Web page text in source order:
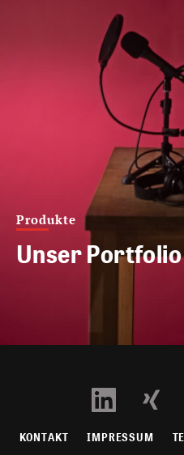
Produkte
Unser
KONTAKT IMPRESSUM